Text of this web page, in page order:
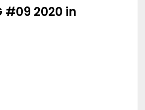
#09 2020 in